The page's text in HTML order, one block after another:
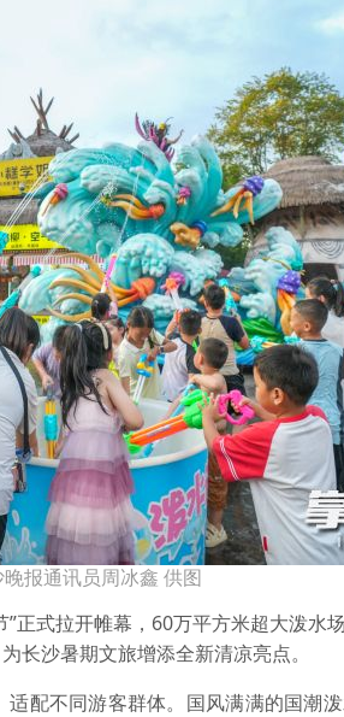
报通讯员周冰鑫 供图
式拉开帷幕，60万平方米超大泼水场
长沙暑期文旅增添全新清凉亮点。
不同游客群体。国风满满的国潮